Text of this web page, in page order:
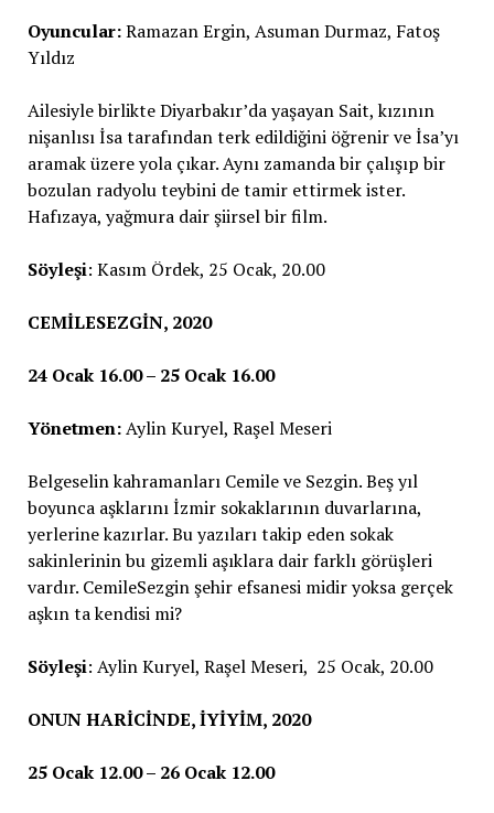
Oyuncular:Ramazan Ergin, Asuman Durmaz, Fatoş
Yıldız
Ailesiyle birlikte Diyarbakır’da yaşayan Sait, kızının
nişanlısı İsa tarafından terk edildiğini öğrenir ve İsa’yı
aramak üzere yola çıkar. Aynı zamanda bir çalışıp bir
bozulan radyolu teybini de tamir ettirmek ister.
Hafızaya, yağmura dair şiirsel bir film.
Söyleşi: Kasım Ördek, 25 Ocak, 20.00
CEMİLESEZGİN, 2020
24 Ocak 16.00 – 25 Ocak 16.00
Yönetmen:Aylin Kuryel, Raşel Meseri
Belgeselin kahramanları Cemile ve Sezgin. Beş yıl
boyunca aşklarını İzmir sokaklarının duvarlarına,
yerlerine kazırlar. Bu yazıları takip eden sokak
sakinlerinin bu gizemli aşıklara dair farklı görüşleri
vardır. CemileSezgin şehir efsanesi midir yoksa gerçek
aşkın ta kendisi mi?
Söyleşi: Aylin Kuryel, Raşel Meseri, 25 Ocak, 20.00
ONUN HARİCİNDE, İYİYİM, 2020
25 Ocak 12.00 – 26 Ocak 12.00